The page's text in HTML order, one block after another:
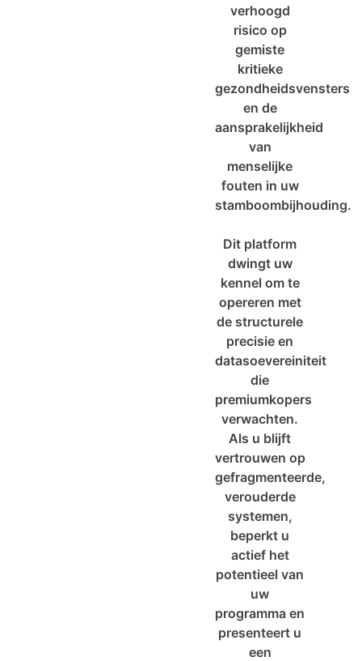
verhoogd
risico op
gemiste
kritieke
gezondheidsvensters
en de
aansprakelijkheid
van
menselijke
fouten in uw
stamboombijhouding.
Dit platform
dwingt uw
kennel om te
opereren met
de structurele
precisie en
datasoevereiniteit
die
premiumkopers
verwachten.
Als u blijft
vertrouwen op
gefragmenteerde,
verouderde
systemen,
beperkt u
actief het
potentieel van
uw
programma en
presenteert u
een